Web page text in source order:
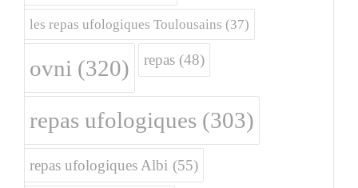
les repas ufologiques Toulousains (37)
ovni (320) repas (48)
repas ufologiques (303)
repas ufologiques Albi (55)